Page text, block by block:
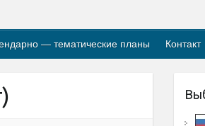
— тематические планы Контакт